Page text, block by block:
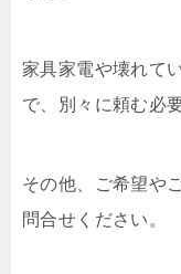
家具家電や壊れて
で、別々に頼む必
その他、ご希望や
問合せください。